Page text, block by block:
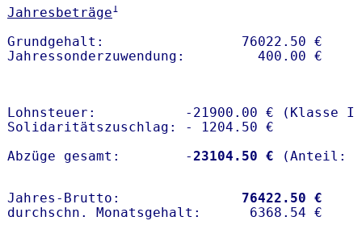
Jahresbeträge1
Grundgehalt:                 76022.50 €
Lohnsteuer:           -21900.00 € (Klasse I)
Solidaritätszuschlag: - 1204.50 €
Abzüge gesamt:        -23104.50 €
Jahres-Brutto: 76422.50 €